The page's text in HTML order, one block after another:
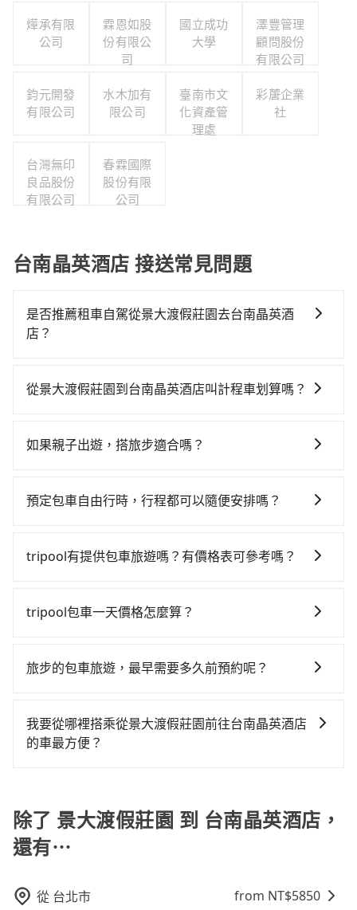
燁承有限
公司
霖恩如股
份有限公
司
國立成功
大學
澤豐管理
顧問股份
有限公司
鈞元開發
有限公司
水木加有
限公司
臺南市文
化資產管
理處
彩蓎企業
社
台灣無印
良品股份
有限公司
春霖國際
股份有限
公司
台南晶英酒店 接送常見問題
是否推薦租車自駕從景大渡假莊園去台南晶英酒
店？
時不需要閉目養神（因為要自己開車），最重要的是你
$115~205承租小轎車，每公里再額外加收$3.2，從景大
達目的地後多久原路返回），雖已將每小時40元路邊停
Toyota Yaris、Prius C、Vios這類乘坐體驗較差的車
開車門才發現仍有上一組乘客遺留的垃圾或者撞凹的車
遲遲尚未歸還，又或者要還車時卻偏偏找不到停車位，
還是有其區域的限制，實際可停靠的地點與你的上下車
地點仍有段距離，在遇到下雨天或者載行李時，就顯得
從景大渡假莊園到台南晶英酒店叫計程車划算嗎？
灣大車隊、Uber、Line Taxi、Yoxi等。依照里程跳錶計
臨時叫到小黃的難度是台北或新北的20倍之多。再加上
景大渡假莊園到台南晶英酒店的跳表小黃可能較為便
方便，反而能事先預約且品質穩定的tripool，可能更適
如果親子出遊，搭旅步適合嗎？
椅及兒童用增高墊供您選購(租借300元/個)，讓您和孩子
預定包車自由行時，行程都可以隨便安排嗎？
沒有到達海拔1500公里以上的山區，行程都是可以依照
tripool有提供包車旅遊嗎？有價格表可參考嗎？
的包車旅遊，從單純的單趟接送到算時間的計時包車都
用，網站試算即真實價格，免去來回電話確認。一天包
算。網站上可直接挑選小轎車、休旅車、或九人座箱型
車，如需10人以上巴士，請來信洽詢。
tripool包車一天價格怎麼算？
需行程的公里數及車型而有所不同，建議可以直接上旅
旅步的包車旅遊，最早需要多久前預約呢？
提供早鳥優惠，您越早預訂就能享有更優惠的價格。所
以不妨趁早訂購，享受更划算的價格。
我要從哪裡搭乘從景大渡假莊園前往台南晶英酒店
的車最方便？
得到，我們就保證發車。直接在官網上輸入住家地址、
辦公大樓、飯店民宿、各地車站、機場航廈、甚至風景
區，我們司機都會依照訂單上的資訊依約接送。
除了 景大渡假莊園 到 台南晶英酒店，
還有⋯
從 台北市 from NT$5850